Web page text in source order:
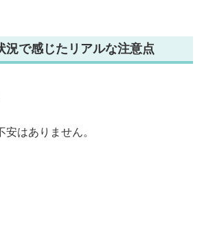
況で感じたリアルな注意点
はありません。